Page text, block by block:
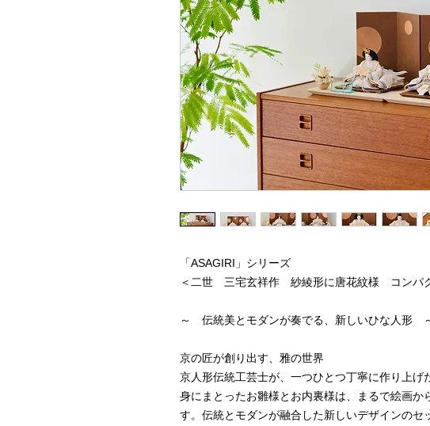
「ASAGIRI」シリーズ
＜二世 三宅玄祥作 紗綾形に唐花紋様 コンパ
～ 伝統美とモダンが奏でる、新しいひな人形
京の匠が創り出す、雅の世界
京人形伝統工芸士が、一つひとつ丁寧に作り上げ
身にまとったお雛様とお内裏様は、まるで絵画か
す。伝統とモダンが融合した新しいデザインのセ